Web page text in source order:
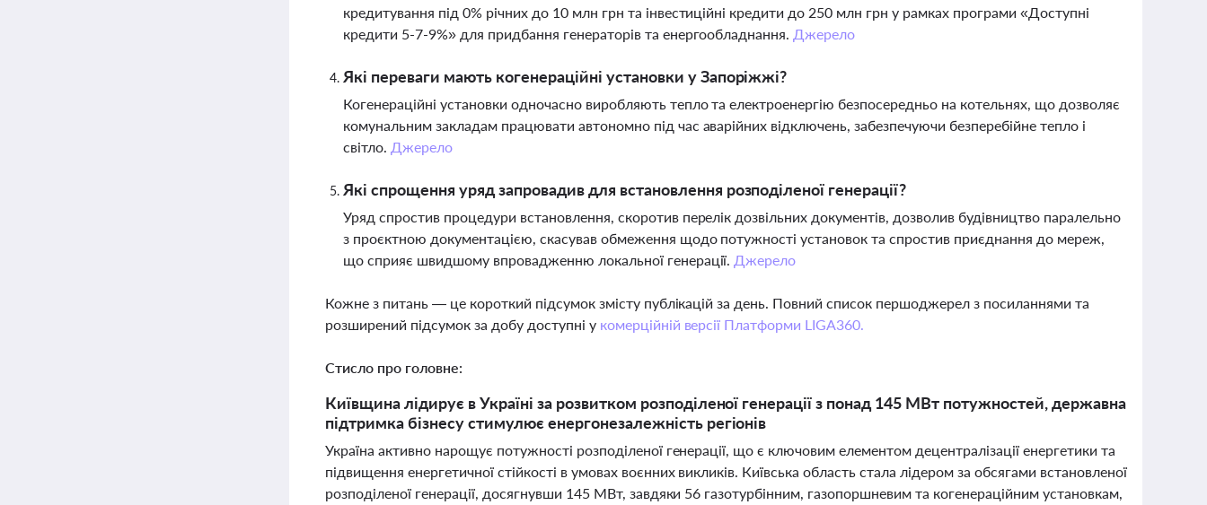
кредитування під 0% річних до 10 млн грн та інвестиційні кредити до 250 млн грн у рамках програми «Доступні
кредити 5-7-9%» для придбання генераторів та енергообладнання. Джерело
Які переваги мають когенераційні установки у Запоріжжі?
Когенераційні установки одночасно виробляють тепло та електроенергію безпосередньо на котельнях, що дозволяє
комунальним закладам працювати автономно під час аварійних відключень, забезпечуючи безперебійне тепло і
світло. Джерело
Які спрощення уряд запровадив для встановлення розподіленої генерації?
Уряд спростив процедури встановлення, скоротив перелік дозвільних документів, дозволив будівництво паралельно
з проєктною документацією, скасував обмеження щодо потужності установок та спростив приєднання до мереж,
що сприяє швидшому впровадженню локальної генерації. Джерело
Кожне з питань — це короткий підсумок змісту публікацій за день. Повний список першоджерел з посиланнями та
розширений підсумок за добу доступні у комерційній версії Платформи LIGA360.
Стисло про головне:
Київщина лідирує в Україні за розвитком розподіленої генерації з понад 145 МВт потужностей, державна
підтримка бізнесу стимулює енергонезалежність регіонів
Україна активно нарощує потужності розподіленої генерації, що є ключовим елементом децентралізації енергетики та
підвищення енергетичної стійкості в умовах воєнних викликів. Київська область стала лідером за обсягами встановленої
розподіленої генерації, досягнувши 145 МВт, завдяки 56 газотурбінним, газопоршневим та когенераційним установкам,